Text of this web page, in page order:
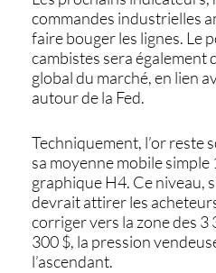
commandes industrielles
faire bouger les lignes. Le
cambistes sera également
global du marché, en lien
autour de la Fed.
Techniquement, l’or reste
sa moyenne mobile
graphique H4. Ce niveau,
devrait attirer les
corriger vers la zone des 3
300 $, la pression
l’ascendant.